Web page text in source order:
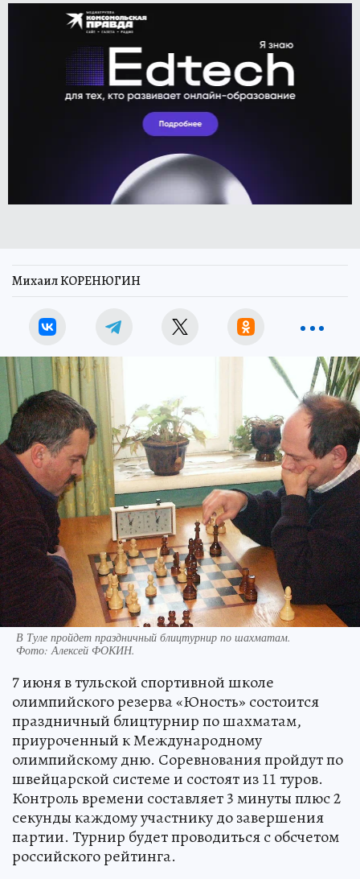
Михаил КОРЕНЮГИН
В Туле пройдет праздничный блицтурнир по шахматам.
Фото: Алексей ФОКИН.
7 июня в тульской спортивной школе
олимпийского резерва «Юность» состоится
праздничный блицтурнир по шахматам,
приуроченный к Международному
олимпийскому дню. Соревнования пройдут по
швейцарской системе и состоят из 11 туров.
Контроль времени составляет 3 минуты плюс 2
секунды каждому участнику до завершения
партии. Турнир будет проводиться с обсчетом
российского рейтинга.